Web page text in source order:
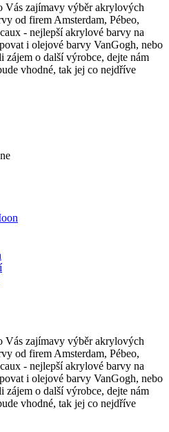
Vás zajímavy výběr akrylových
od firem Amsterdam, Pébeo,
- nejlepší akrylové barvy na
i olejové barvy VanGogh, nebo
zájem o další výrobce, dejte nám
vhodné, tak jej co nejdříve
Vás zajímavy výběr akrylových
od firem Amsterdam, Pébeo,
- nejlepší akrylové barvy na
i olejové barvy VanGogh, nebo
zájem o další výrobce, dejte nám
vhodné, tak jej co nejdříve